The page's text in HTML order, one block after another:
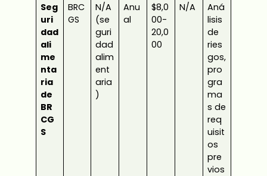
Seg
uri
dad
ali
me
nta
ria
de
BR
CG
S
BRC
GS
N/A
(se
guri
dad
alim
ent
aria
)
Anu
al
$8,0
00-
20,0
00
N/A
Aná
lisis
de
ries
gos,
pro
gra
ma
s de
req
uisit
os
pre
vios